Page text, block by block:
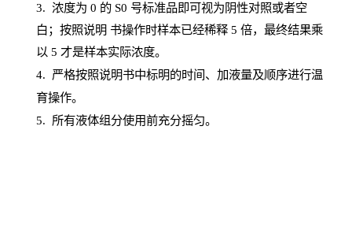
3. 浓度为 0 的 S0 号标准品即可视为阴性对照或者空
白；按照说明 书操作时样本已经稀释5 倍，最终结果乘
以 5 才是样本实际浓度。
4. 严格按照说明书中标明的时间、加液量及顺序进行温
育操作。
5. 所有液体组分使用前充分摇匀。